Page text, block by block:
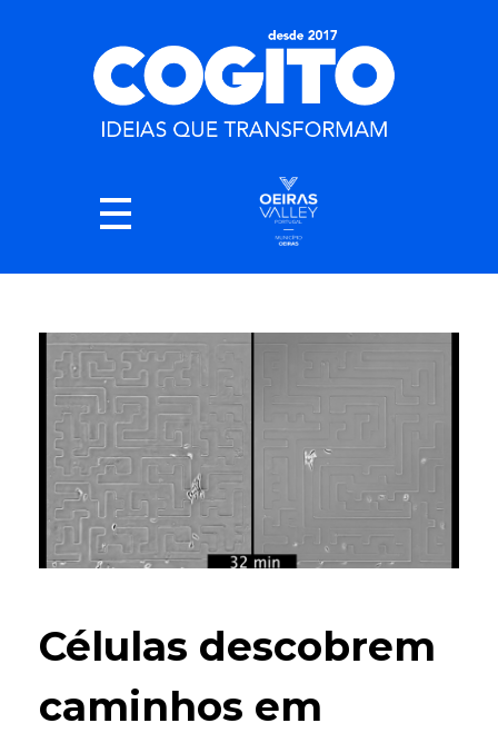
Células descobrem
caminhos em